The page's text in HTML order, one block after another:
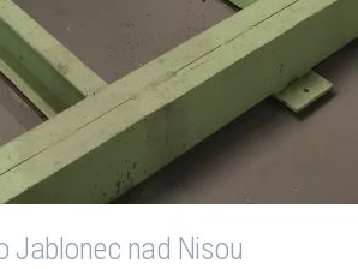
Jablonec nad Nisou